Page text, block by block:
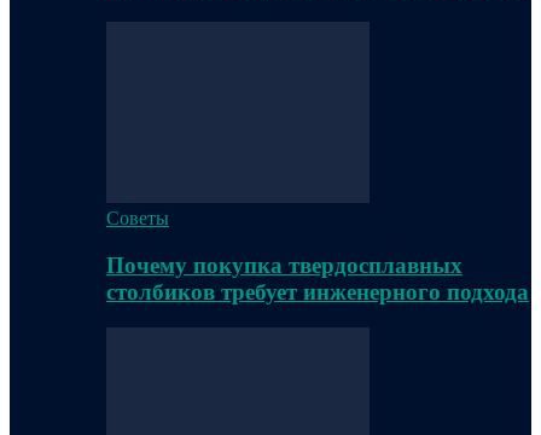
Советы
Почему покупка твердосплавных
столбиков требует инженерного подхода